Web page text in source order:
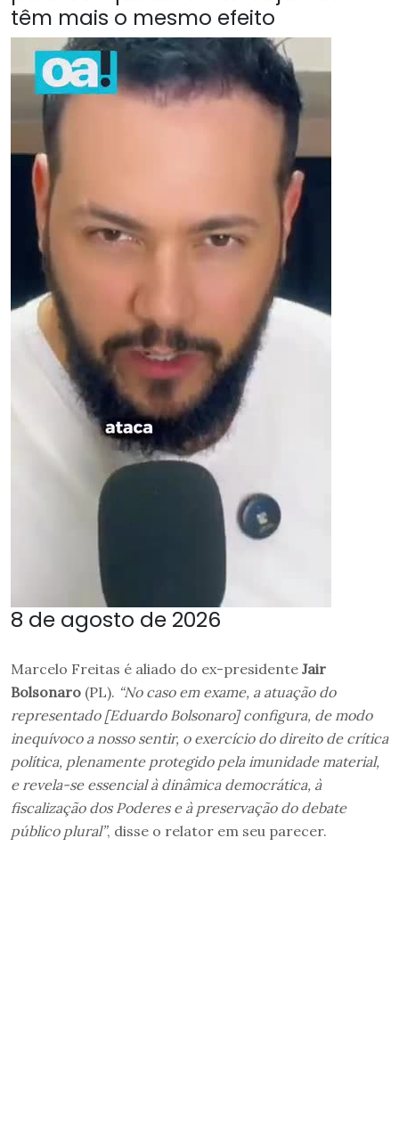
têm mais o mesmo efeito
8 de agosto de 2026
Marcelo Freitas é aliado do ex-presidente Jair
Bolsonaro (PL). “No caso em exame, a atuação do
representado [Eduardo Bolsonaro] configura, de modo
inequívoco a nosso sentir, o exercício do direito de crítica
política, plenamente protegido pela imunidade material,
e revela-se essencial à dinâmica democrática, à
fiscalização dos Poderes e à preservação do debate
público plural”, disse o relator em seu parecer.